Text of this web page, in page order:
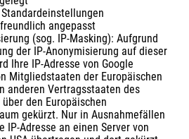
angepasst
(sog. IP-Masking): Aufgrund
der IP-Anonymisierung auf dieser
Ihre IP-Adresse von Google
Mitgliedstaaten der Europäischen
anderen Vertragsstaaten des
den Europäischen
gekürzt. Nur in Ausnahmefällen
IP-Adresse an einen Server von